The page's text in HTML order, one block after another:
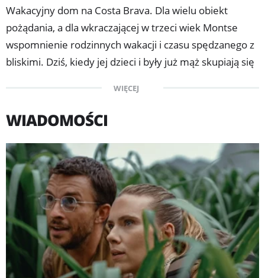
Wakacyjny dom na Costa Brava. Dla wielu obiekt
pożądania, a dla wkraczającej w trzeci wiek Montse
wspomnienie rodzinnych wakacji i czasu spędzanego z
bliskimi. Dziś, kiedy jej dzieci i były już mąż skupiają się
Kiedy Montse postanawia sprzedać pusty od dawna
dom, cała rodzina spotyka się w nim na ostatni wspólny
weekend. Marzenia o idyllicznym wypoczynku w
zachwycającej scenerii katalońskiego wybrzeża okażą
się jednak płonne - dawne kłótnie i napięcia wcale nie
odeszły w niepamięć, a każde słowo może stać się
iskrą, która roznieci niszczycielski płomień.
WIĘCEJ
WIADOMOŚCI